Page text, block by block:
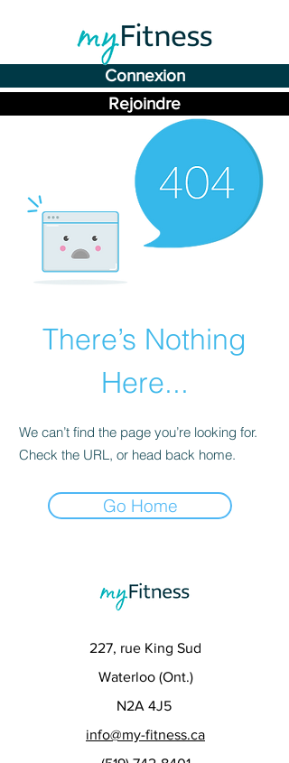
Connexion
Rejoindre
There’s Nothing
Here...
We can’t find the page you’re looking for.
Check the URL, or head back home.
Go Home
227, rue King Sud
Waterloo (Ont.)
N2A 4J5
info@my-fitness.ca